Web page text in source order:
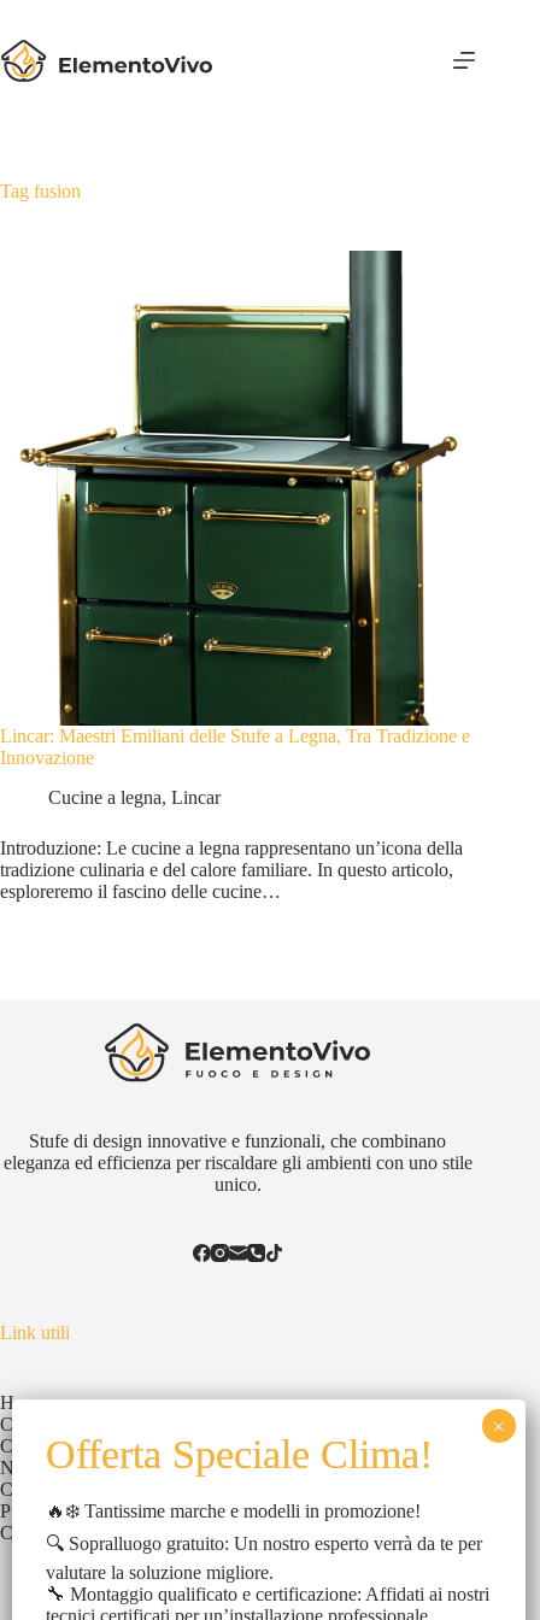
contenuto
Tag fusion
Lincar: Maestri Emiliani delle Stufe a Legna, Tra Tradizione e
Innovazione
Cucine a legna, Lincar
Introduzione: Le cucine a legna rappresentano un’icona della
tradizione culinaria e del calore familiare. In questo articolo,
esploreremo il fascino delle cucine…
Stufe di design innovative e funzionali, che combinano
eleganza ed efficienza per riscaldare gli ambienti con uno stile
unico.
Link utili
Home
Chi Siamo
Catalogo
News
Contatti
Privacy Policy
Cookies Policy
🔥❄️ Tantissime marche e modelli in promozione!
🔍 Sopralluogo gratuito: Un nostro esperto verrà da te per
valutare la soluzione migliore.
🔧 Montaggio qualificato e certificazione: Affidati ai nostri
tecnici certificati per un’installazione professionale.